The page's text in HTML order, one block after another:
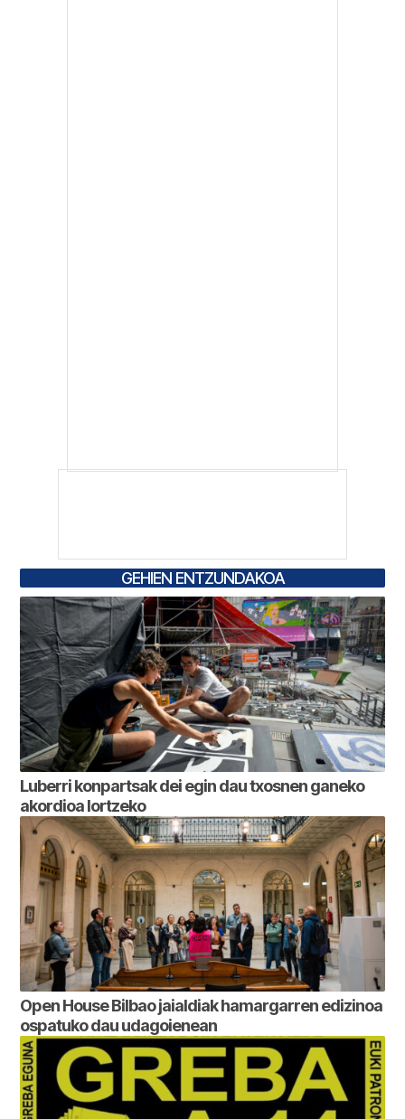
GEHIEN ENTZUNDAKOA
Luberri konpartsak dei egin dau txosnen ganeko
akordioa lortzeko
Open House Bilbao jaialdiak hamargarren edizinoa
ospatuko dau udagoienean